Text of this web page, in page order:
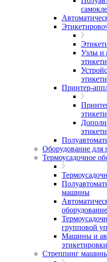
Узлы и
Принтер-
Оборудование для
Термоусадочное
машины
оборудование
групповой
Машины и
этикетировки
Стреппинг